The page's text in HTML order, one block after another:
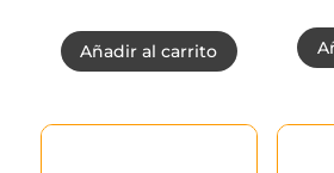
precio
original
Añadir al carrito